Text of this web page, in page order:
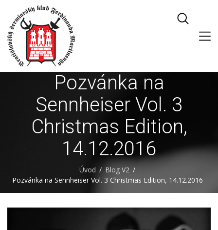
Pozvánka na
Sennheiser Vol. 3
Christmas Edition,
14.12.2016
Úvod
Blog V2
Pozvánka na Sennheiser Vol. 3 Christmas Edition, 14.12.2016